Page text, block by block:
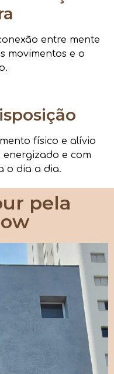
entre mente
movimentos e o
físico e alívio
e com
o dia a dia.
pela